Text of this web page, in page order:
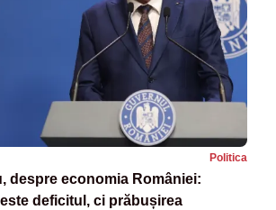
Politica
despre economia României:
deficitul, ci prăbușirea